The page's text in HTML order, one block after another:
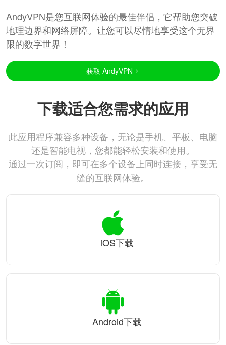
AndyVPN是您互联网体验的最佳伴侣，它帮助您突破
地理边界和网络屏障。让您可以尽情地享受这个无界
限的数字世界！
获取 AndyVPN
下载适合您需求的应用
此应用程序兼容多种设备，无论是手机、平板、电脑
还是智能电视，您都能轻松安装和使用。
通过一次订阅，即可在多个设备上同时连接，享受无
缝的互联网体验。
iOS下载
Android下载